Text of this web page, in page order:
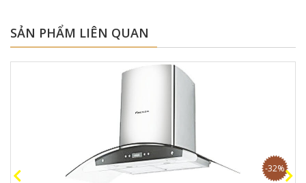
SẢN PHẨM LIÊN QUAN
-32%